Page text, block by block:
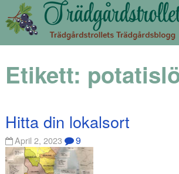
Etikett:
Hitta din lokalsort
April 2, 2023 9